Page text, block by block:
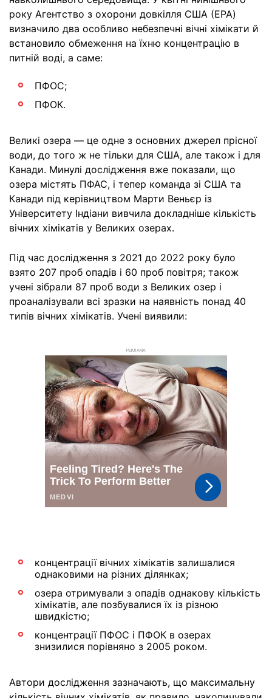
року Агентство з охорони довкілля США (EPA)
визначило два особливо небезпечні вічні хімікати й
встановило обмеження на їхню концентрацію в
питній воді, а саме:
ПФОС;
ПФОК.
Великі озера — це одне з основних джерел прісної
води, до того ж не тільки для США, але також і для
Канади. Минулі дослідження вже показали, що
озера містять ПФАС, і тепер команда зі США та
Канади під керівництвом Марти Веньєр із
Університету Індіани вивчила докладніше кількість
вічних хімікатів у Великих озерах.
Під час дослідження з 2021 до 2022 року було
взято 207 проб опадів і 60 проб повітря; також
учені зібрали 87 проб води з Великих озер і
проаналізували всі зразки на наявність понад 40
типів вічних хімікатів. Учені виявили:
РЕКЛАМА
концентрації вічних хімікатів залишалися
однаковими на різних ділянках;
озера отримували з опадів однакову кількість
хімікатів, але позбувалися їх із різною
швидкістю;
концентрації ПФОС і ПФОК в озерах
знизилися порівняно з 2005 роком.
Автори дослідження зазначають, що максимальну